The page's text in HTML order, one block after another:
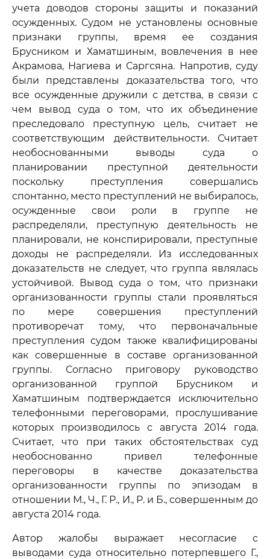
учета доводов стороны защиты и показаний
осужденных. Судом не установлены основные
признаки группы, время ее создания
Брусником и Хаматшиным, вовлечения в нее
Акрамова, Нагиева и Саргсяна. Напротив, суду
были представлены доказательства того, что
все осужденные дружили с детства, в связи с
чем вывод суда о том, что их объединение
преследовало преступную цель, считает не
соответствующим действительности. Считает
необоснованными выводы суда о
планировании преступной деятельности
поскольку преступления совершались
спонтанно, место преступлений не выбиралось,
осужденные свои роли в группе не
распределяли, преступную деятельность не
планировали, не конспирировали, преступные
доходы не распределяли. Из исследованных
доказательств не следует, что группа являлась
устойчивой. Вывод суда о том, что признаки
организованности группы стали проявляться
по мере совершения преступлений
противоречат тому, что первоначальные
преступления судом также квалифицированы
как совершенные в составе организованной
группы. Согласно приговору руководство
организованной группой Брусником и
Хаматшиным подтверждается исключительно
телефонными переговорами, прослушивание
которых производилось с августа 2014 года.
Считает, что при таких обстоятельствах суд
необоснованно привел телефонные
переговоры в качестве доказательства
организованности группы по эпизодам в
отношении М., Ч., Г. Р., И., Р. и Б., совершенным до
августа 2014 года.
Автор жалобы выражает несогласие с
выводами суда относительно потерпевшего Г.,